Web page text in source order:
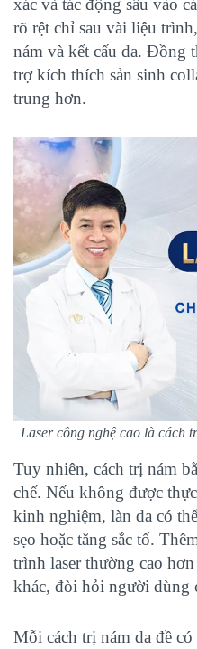
xác và tác động sâu vào
rõ rệt chỉ sau vài liệu
nám và kết cấu da. Đồng
trợ kích thích sản sinh
trung hơn.
Laser công nghệ cao là cách
Tuy nhiên, cách trị nám
chế. Nếu không được
kinh nghiệm, làn da có
sẹo hoặc tăng sắc tố.
trình laser thường cao
khác, đòi hỏi người dùng
Mỗi cách trị nám da đề